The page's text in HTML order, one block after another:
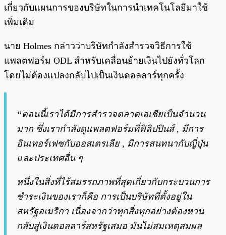
เกี่ยวกับแผนการของบริษัทในการนำเทคโนโลยีมาใช้
เพิ่มเติม
นาย Holmes กล่าวว่าบริษัทกำลังสำรวจวิธีการใช้
แพลตฟอร์ม ODL สำหรับเคลื่อนย้ายเงินไปยังทั่วโลก
โดยไม่ต้องแปลงกลับไปเป็นเงินดอลลาร์ทุกครั้ง
“ตอนนี้เราได้มีการสำรวจตลาดเอเชียเป็นจำนวน
มาก ซึ่งเรากำลังดูแพลตฟอร์มที่ฟิลิปปินส์ , มีการ
อินเทอร์เฟซกับออสเตรเลีย , มีการสนทนากับญี่ปุ่น
และประเทศอื่น ๆ
หนึ่งในสิ่งที่ไร้สมรรถภาพที่สุดเกี่ยวกับกระบวนการ
ชำระเงินของเราก็คือ การเป็นบริษัทที่ตั้งอยู่ใน
สหรัฐอเมริกา เนื่องจากว่าทุกสิ่งทุกอย่างต้องหวน
กลับสู่เงินดอลลาร์สหรัฐเสมอ มันไม่สมเหตุสมผล